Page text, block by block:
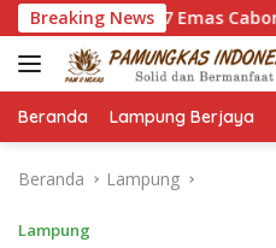
Langsung
ke
konten
Breaking News
7 Emas Cabor Karoke di
Beranda Lampung Berjaya
Beranda Lampung
Lampung